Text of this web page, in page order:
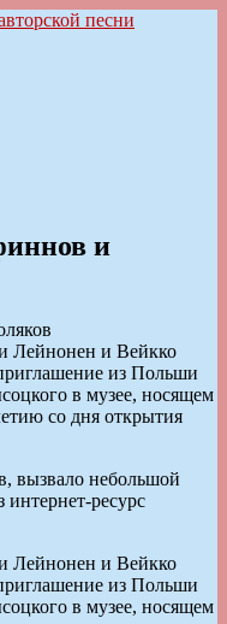
и
Лейнонен и Вейкко
из Польши
в музее, носящем
со дня открытия
вызвало небольшой
ресурс
Лейнонен и Вейкко
из Польши
в музее, носящем